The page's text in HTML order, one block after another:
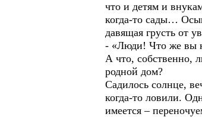
что и детям и
когда-то сады…
давящая грусть от
- «Люди! Что же вы
А что, собственно,
родной дом?
Садилось солнце,
когда-то ловили.
имеется –